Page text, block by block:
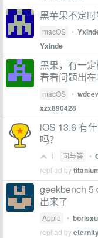
黑苹果不定时
macOS •
Yxinde
黑果，有一
看看问题出在
macOS •
xzx890428
iOS 13.6 有
吗？
1 问与答 •
replied by
geekbench 5
出来了
Apple •
replied by